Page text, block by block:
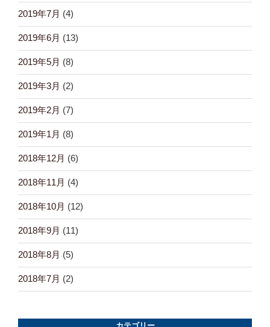
2019年7月 (4)
2019年6月 (13)
2019年5月 (8)
2019年3月 (2)
2019年2月 (7)
2019年1月 (8)
2018年12月 (6)
2018年11月 (4)
2018年10月 (12)
2018年9月 (11)
2018年8月 (5)
2018年7月 (2)